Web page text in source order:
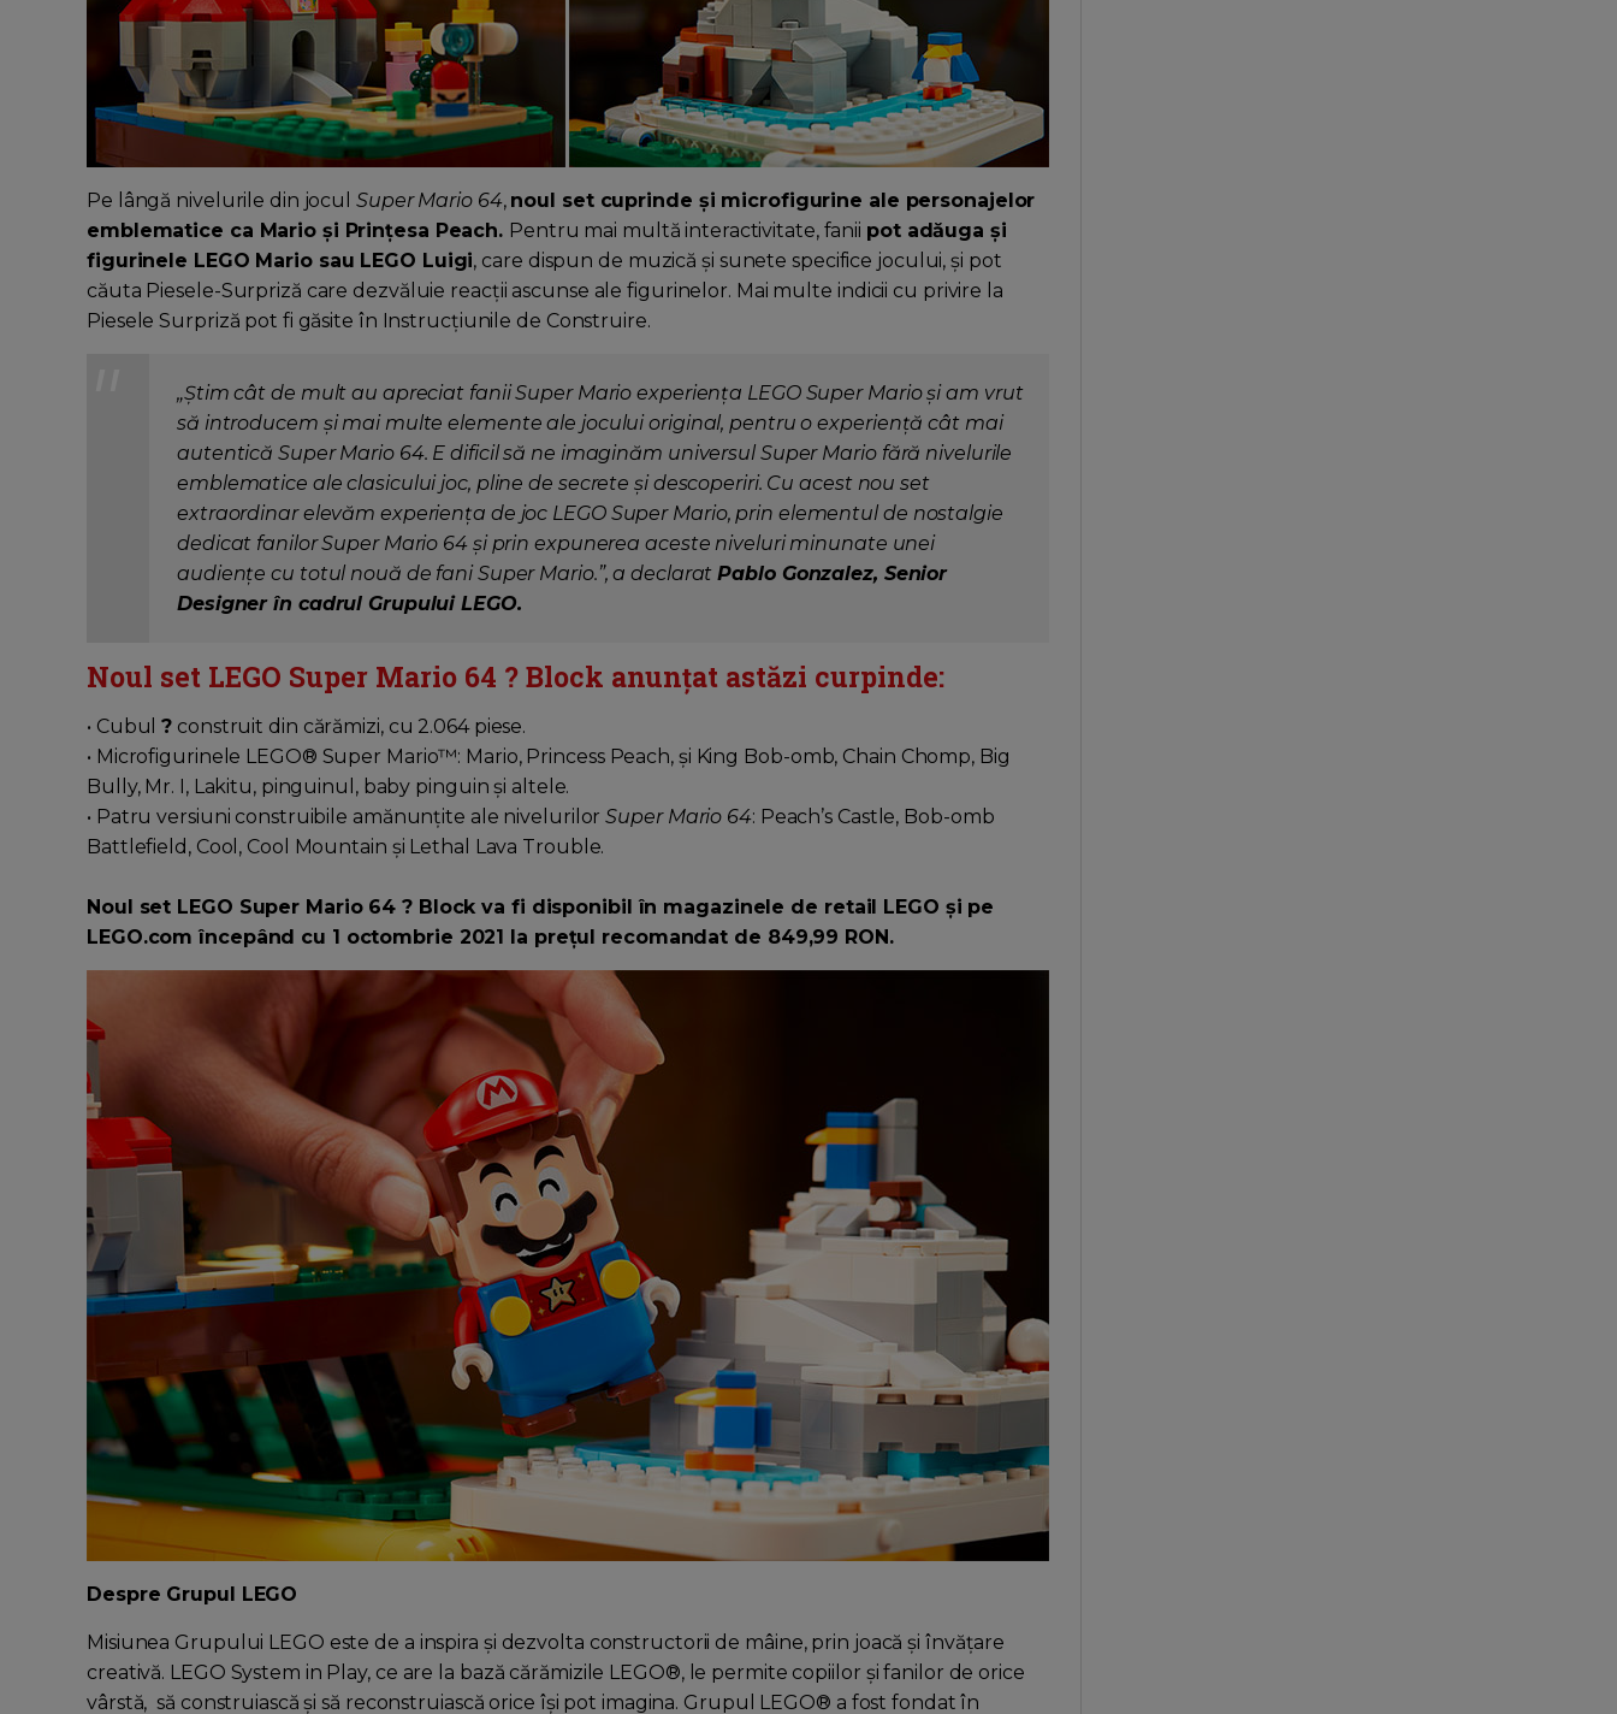
Pe lângă nivelurile din jocul Super Mario 64, noul set cuprinde și microfigurine ale personajelor
emblematice ca Mario și Prințesa Peach. Pentru mai multă interactivitate, fanii pot adăuga și
figurinele LEGO Mario sau LEGO Luigi, care dispun de muzică și sunete specifice jocului, și pot
căuta Piesele-Surpriză care dezvăluie reacții ascunse ale figurinelor. Mai multe indicii cu privire la
Piesele Surpriză pot fi găsite în Instrucțiunile de Construire.
„Știm cât de mult au apreciat fanii Super Mario experiența LEGO Super Mario și am vrut
să introducem și mai multe elemente ale jocului original, pentru o experiență cât mai
autentică Super Mario 64. E dificil să ne imaginăm universul Super Mario fără nivelurile
emblematice ale clasicului joc, pline de secrete și descoperiri. Cu acest nou set
extraordinar elevăm experiența de joc LEGO Super Mario, prin elementul de nostalgie
dedicat fanilor Super Mario 64 și prin expunerea aceste niveluri minunate unei
audiențe cu totul nouă de fani Super Mario.”, a declaratPablo Gonzalez, Senior
Designer în cadrul Grupului LEGO.
Noul set LEGO Super Mario 64 ? Block anunțat astăzi curpinde:
• Cubul? construit din cărămizi, cu 2.064 piese.
• Microfigurinele LEGO® Super Mario™: Mario, Princess Peach, și King Bob-omb, Chain Chomp, Big
Bully, Mr. I, Lakitu, pinguinul, baby pinguin și altele.
• Patru versiuni construibile amănunțite ale nivelurilorSuper Mario 64: Peach’s Castle, Bob-omb
Battlefield, Cool, Cool Mountain și Lethal Lava Trouble.
Noul set LEGO Super Mario 64 ? Block va fi disponibil în magazinele de retail LEGO și pe
LEGO.com începând cu 1 octombrie 2021 la prețul recomandat de 849,99 RON.
Despre Grupul LEGO
Misiunea Grupului LEGO este de a inspira și dezvolta constructorii de mâine, prin joacă și învățare
creativă. LEGO System in Play, ce are la bază cărămizile LEGO®, le permite copiilor și fanilor de orice
vârstă, să construiască și să reconstruiască orice își pot imagina. Grupul LEGO® a fost fondat în